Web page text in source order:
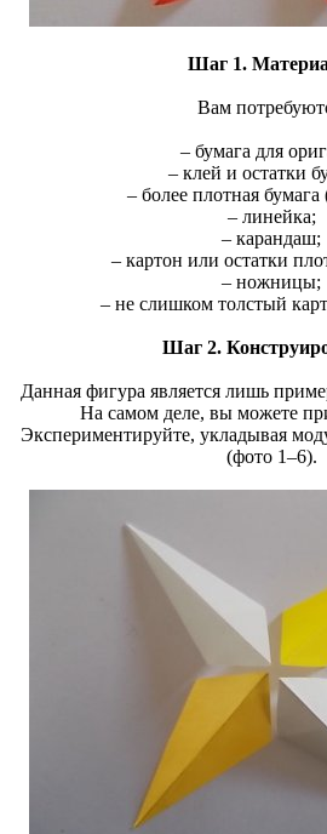
Шаг 1.
Вам
– бумага для
– клей и остатки
– более плотная
– линейка;
– карандаш;
– картон или остатки
– ножницы;
– не слишком толстый
Шаг 2.
Данная фигура является лишь
На самом деле, вы можете
Экспериментируйте, укладывая
(фото 1–6).